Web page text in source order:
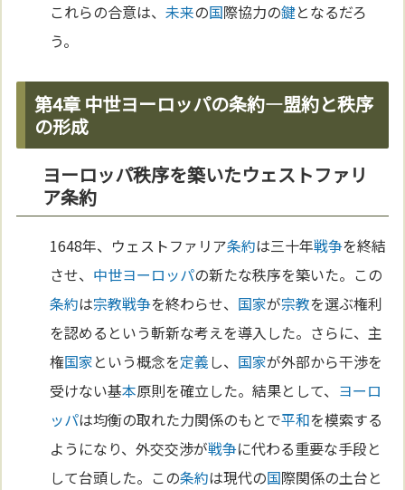
これらの合意は、未来の国際協力の鍵となるだろ
う。
第4章 中世ヨーロッパの条約—盟約と秩序
の形成
ヨーロッパ秩序を築いたウェストファリ
ア条約
1648年、ウェストファリア条約は三十年戦争を終結
させ、 中世ヨーロッパの新たな秩序を築いた。この
条約は宗教戦争を終わらせ、 国家が宗教を選ぶ権利
を認めるという斬新な考えを導入した。さらに、主
権国家という概念を定義し、 国家が外部から干渉を
受けない基本原則を確立した。結果として、 ヨーロ
ッパは均衡の取れた力関係のもとで平和を模索する
ようになり、外交交渉が戦争に代わる重要な手段と
して台頭した。この条約は現代の国際関係の土台と